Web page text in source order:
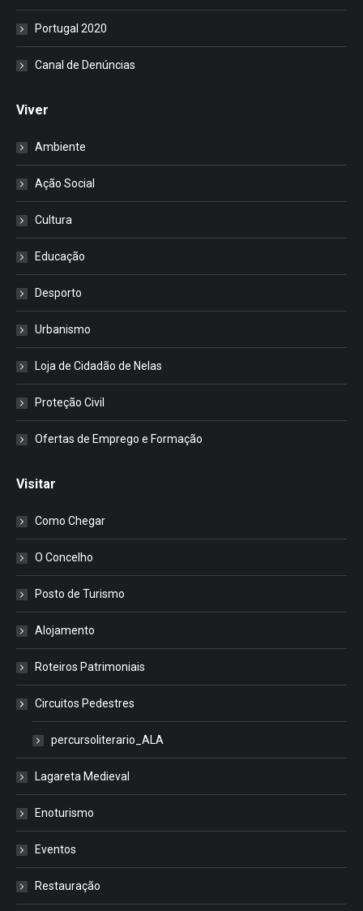
Portugal 2020
Canal de Denúncias
Viver
Ambiente
Ação Social
Cultura
Educação
Desporto
Urbanismo
Loja de Cidadão de Nelas
Proteção Civil
Ofertas de Emprego e Formação
Visitar
Como Chegar
O Concelho
Posto de Turismo
Alojamento
Roteiros Patrimoniais
Circuitos Pedestres
percursoliterario_ALA
Lagareta Medieval
Enoturismo
Eventos
Restauração